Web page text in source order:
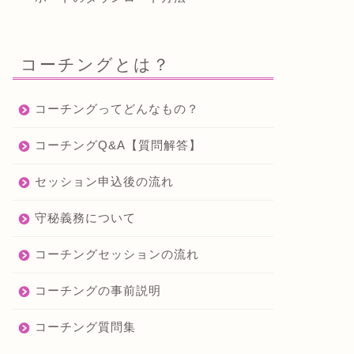
コーチングとは？
コーチングってどんなもの？
コーチングQ&A【質問解答】
セッション申込後の流れ
守秘義務について
コーチングセッションの流れ
コーチングの事前説明
コーチング質問集